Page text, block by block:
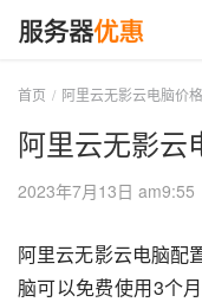
首页 阿里云无影云电脑价
阿里云无影云
2023年7月13日 am9:55
阿里云无影云电脑配
脑可以免费使用3个